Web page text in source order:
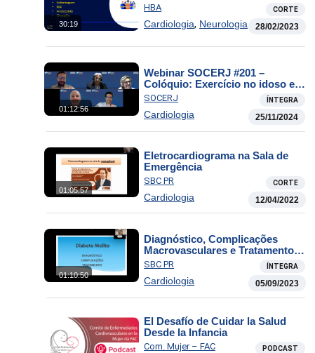
30:19
HBA CORTE
Cardiologia, Neurologia 28/02/2023
01:12:56
Webinar SOCERJ #201 –
Colóquio: Exercício no idoso e
muito idoso
SOCERJ ÍNTEGRA
Cardiologia 25/11/2024
01:05:57
Eletrocardiograma na Sala de
Emergência
SBC PR CORTE
Cardiologia 12/04/2022
01:10:50
Diagnóstico, Complicações
Macrovasculares e Tratamento
Atual do DM tipo 2
SBC PR ÍNTEGRA
Cardiologia 05/09/2023
El Desafío de Cuidar la Salud
Desde la Infancia
Com. Mujer – FAC PODCAST